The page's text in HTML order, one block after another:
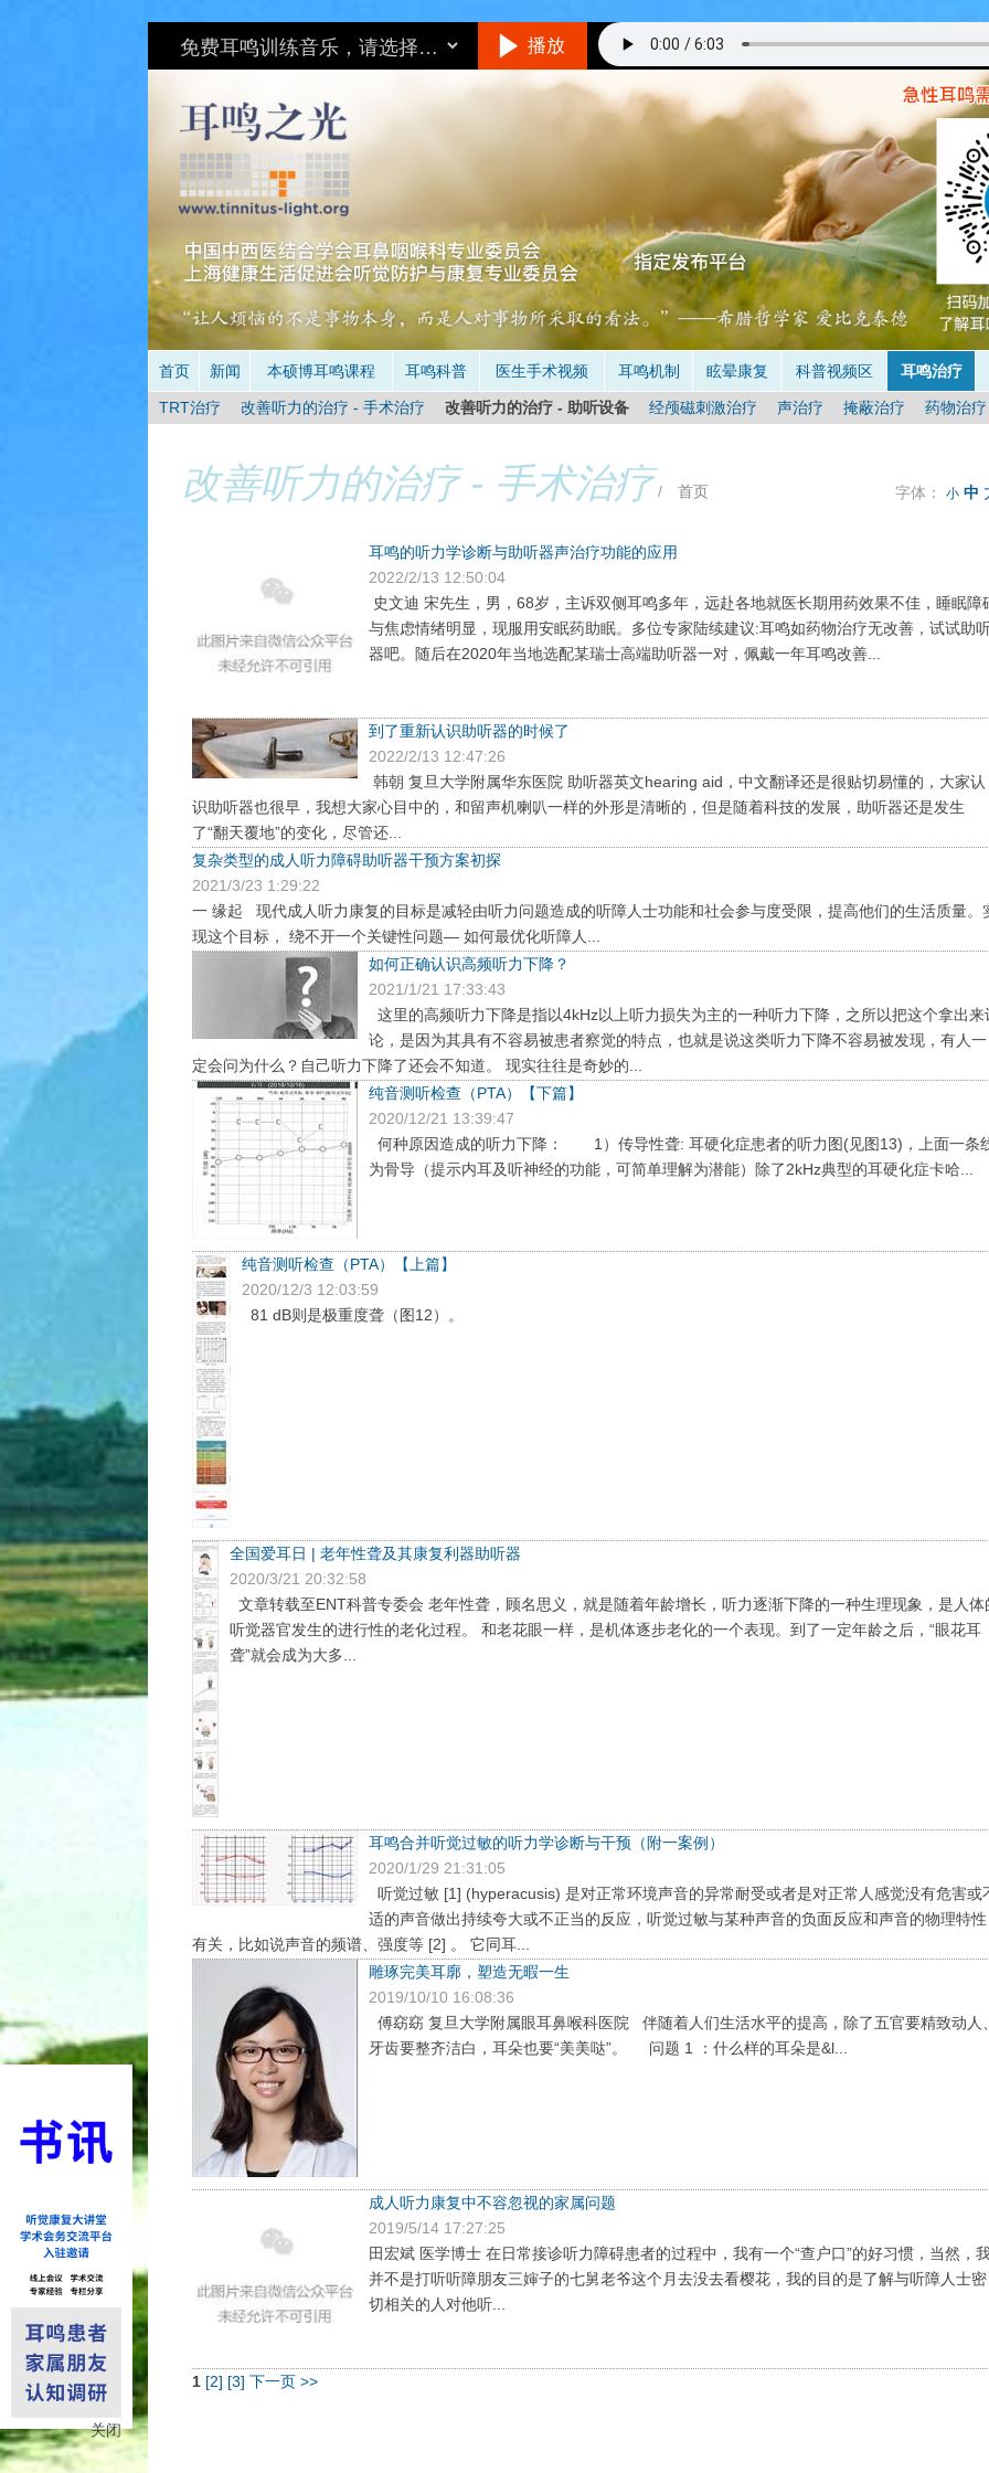
关闭
播放
听音乐的方法
在一个相对安静的地方，最好不要用插入式耳机。
与耳鸣的响度差不多，就是说你仔细听可以听到耳鸣。
不要做用脑的事情，保持全神贯注的倾听音乐，做到不去
是当耳鸣和音乐同时存在时，你只听到了音乐的声音，处于无耳鸣状态（
时间：3次/天（睡前一次最重要），多于30分钟/次，1-3个月。
首页 新闻 本硕博耳鸣课程 耳鸣科普 医生手术视频 耳鸣机制 眩晕康复 科普视频区 耳鸣治疗
TRT治疗 改善听力的治疗 - 手术治疗 改善听力的治疗 - 助听设备 经颅磁刺激治疗 声治疗 掩蔽治疗 药物治疗
改善听力的治疗 - 手术治疗 /首页 字体：小 中
耳鸣的听力学诊断与助听器声治疗功能的应用
2022/2/13 12:50:04
史文迪 宋先生，男，68岁，主诉双侧耳鸣多年，远赴各地就医长期用药效果不佳，睡眠障
与焦虑情绪明显，现服用安眠药助眠。多位专家陆续建议:耳鸣如药物治疗无改善，试试助
器吧。随后在2020年当地选配某瑞士高端助听器一对，佩戴一年耳鸣改善...
到了重新认识助听器的时候了
2022/2/13 12:47:26
韩朝 复旦大学附属华东医院 助听器英文hearing aid，中文翻译还是很贴切易懂的，大家认
识助听器也很早，我想大家心目中的，和留声机喇叭一样的外形是清晰的，但是随着科技的发展，助听器还是发生
了“翻天覆地”的变化，尽管还...
复杂类型的成人听力障碍助听器干预方案初探
2021/3/23 1:29:22
一 缘起 现代成人听力康复的目标是减轻由听力问题造成的听障人士功能和社会参与度受限，提高他们的生活质量。
现这个目标， 绕不开一个关键性问题— 如何最优化听障人...
如何正确认识高频听力下降？
2021/1/21 17:33:43
这里的高频听力下降是指以4kHz以上听力损失为主的一种听力下降，之所以把这个拿出来
论，是因为其具有不容易被患者察觉的特点，也就是说这类听力下降不容易被发现，有人一
定会问为什么？自己听力下降了还会不知道。 现实往往是奇妙的...
纯音测听检查（PTA）【下篇】
2020/12/21 13:39:47
何种原因造成的听力下降： 1）传导性聋: 耳硬化症患者的听力图(见图13)，上面一条
为骨导（提示内耳及听神经的功能，可简单理解为潜能）除了2kHz典型的耳硬化症卡哈...
纯音测听检查（PTA）【上篇】
2020/12/3 12:03:59
81 dB则是极重度聋（图12）。
全国爱耳日 | 老年性聋及其康复利器助听器
2020/3/21 20:32:58
文章转载至ENT科普专委会 老年性聋，顾名思义，就是随着年龄增长，听力逐渐下降的一种生理现象，是人体
听觉器官发生的进行性的老化过程。 和老花眼一样，是机体逐步老化的一个表现。到了一定年龄之后，“眼花耳
聋”就会成为大多...
耳鸣合并听觉过敏的听力学诊断与干预（附一案例）
2020/1/29 21:31:05
听觉过敏 [1] (hyperacusis) 是对正常环境声音的异常耐受或者是对正常人感觉没有危害或
适的声音做出持续夸大或不正当的反应，听觉过敏与某种声音的负面反应和声音的物理特性
有关，比如说声音的频谱、强度等 [2] 。 它同耳...
雕琢完美耳廓，塑造无暇一生
2019/10/10 16:08:36
傅窈窈 复旦大学附属眼耳鼻喉科医院 伴随着人们生活水平的提高，除了五官要精致动人
牙齿要整齐洁白，耳朵也要“美美哒”。 问题 1 ：什么样的耳朵是&l...
成人听力康复中不容忽视的家属问题
2019/5/14 17:27:25
田宏斌 医学博士 在日常接诊听力障碍患者的过程中，我有一个“查户口”的好习惯，当然，
并不是打听听障朋友三婶子的七舅老爷这个月去没去看樱花，我的目的是了解与听障人士密
切相关的人对他听...
1 [2] [3]下一页 >>